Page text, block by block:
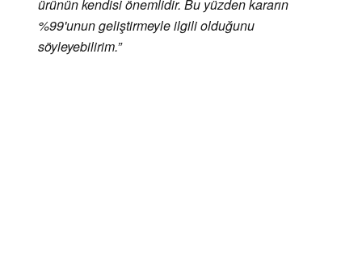
ürünün kendisi önemlidir. Bu yüzden kararın
%99'unun geliştirmeyle ilgili olduğunu
söyleyebilirim.”